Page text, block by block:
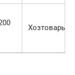
Хозтовары